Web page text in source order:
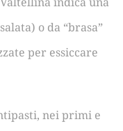
o da “brasa”
per essiccare
nei primi e